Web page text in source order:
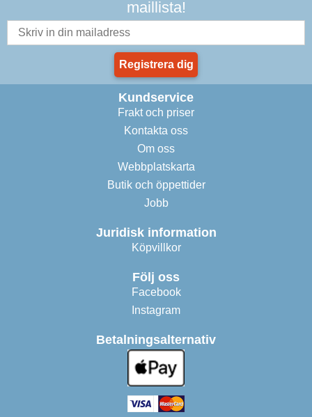
maillista!
Registrera dig
Kundservice
Frakt och priser
Kontakta oss
Om oss
Webbplatskarta
Butik och öppettider
Jobb
Juridisk information
Köpvillkor
Följ oss
Facebook
Instagram
Betalningsalternativ